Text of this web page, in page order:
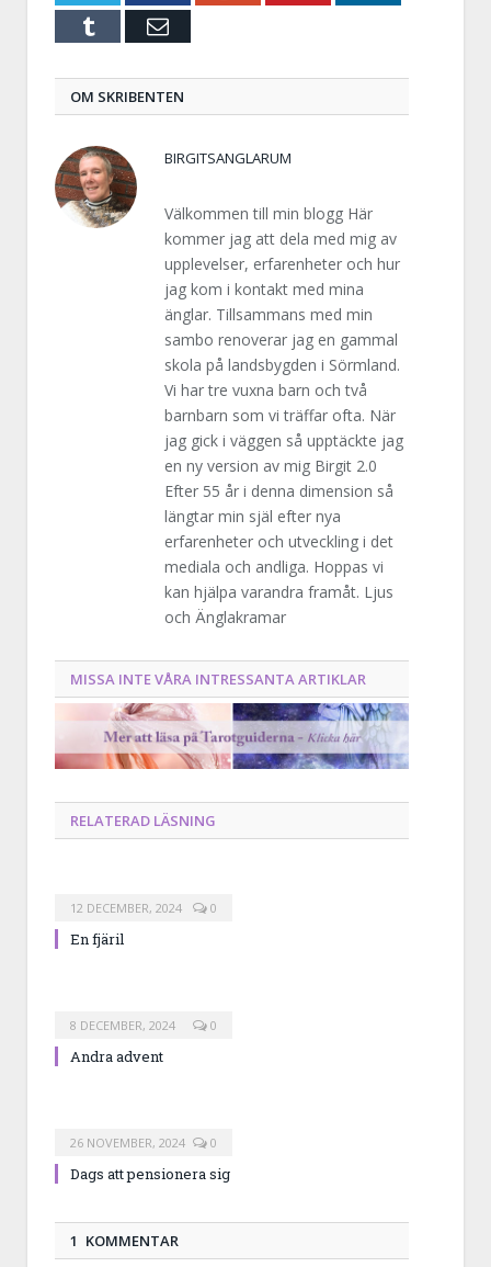
Tumblr E-
OM SKRIBENTEN
BIRGITSANGLARUM
Välkommen till min blogg Här
kommer jag att dela med mig av
upplevelser, erfarenheter och hur
jag kom i kontakt med mina
änglar. Tillsammans med min
sambo renoverar jag en gammal
skola på landsbygden i Sörmland.
Vi har tre vuxna barn och två
barnbarn som vi träffar ofta. När
jag gick i väggen så upptäckte jag
en ny version av mig Birgit 2.0
Efter 55 år i denna dimension så
längtar min själ efter nya
erfarenheter och utveckling i det
mediala och andliga. Hoppas vi
kan hjälpa varandra framåt. Ljus
och Änglakramar
MISSA INTE VÅRA INTRESSANTA ARTIKLAR
RELATERAD LÄSNING
12 DECEMBER, 2024 0
En fjäril
8 DECEMBER, 2024 0
Andra advent
26 NOVEMBER, 2024 0
Dags att pensionera sig
1 KOMMENTAR